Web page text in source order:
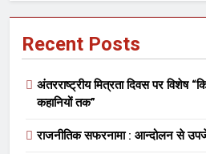
Recent Posts
अंतरराष्ट्रीय मित्रता दिवस पर विशेष
कहानियों तक”
राजनीतिक सफरनामा : आन्दोलन से